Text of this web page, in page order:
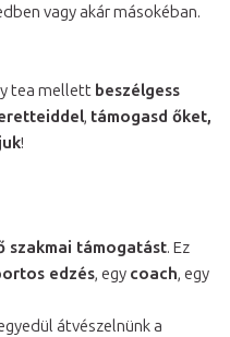
vagy akár másokéban.
tea mellett beszélgess
, támogasd őket,
!
szakmai támogatást. Ez
edzés, egy coach, egy
átvészelnünk a